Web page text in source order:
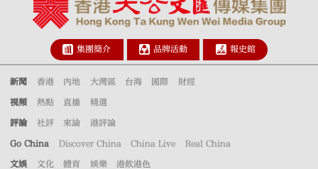
集團簡介 品牌活動 報史館
新聞 香港 內地 大灣區 台海 國際 財經
視頻 熱點 直播 精選
評論 社評 來論 港評論
Go China Discover China China Live Real China
文娛 文化 體育 娛樂 港飲港色